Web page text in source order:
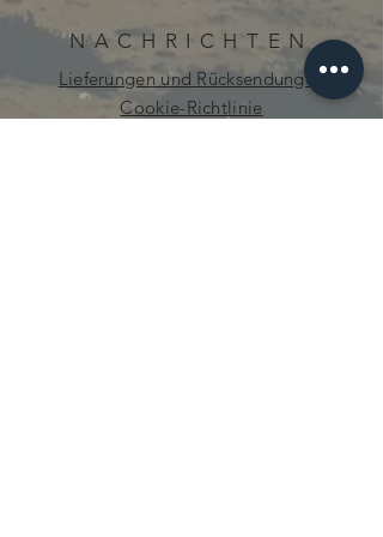
NACHRICHTEN
Lieferungen und Rücksendungen
Cookie-Richtlinie